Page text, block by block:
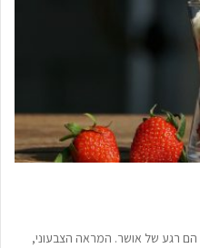
רגע של אושר. המראה הצבעוני,